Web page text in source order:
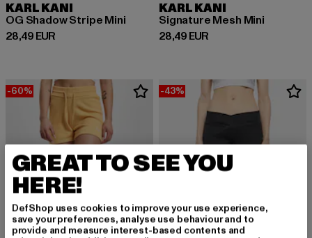
KARL KANI
OG Shadow Stripe Mini
28,49 EUR
Derzeitiger Preis: 28,49 EUR
KARL KANI
Signature Mesh Mini
28,49 EUR
Derzeitiger Preis: 28,49 EUR
-60% -43%
GREAT TO SEE YOU
HERE!
DefShop uses cookies to improve your use experience,
save your preferences, analyse use behaviour and to
provide and measure interest-based contents and